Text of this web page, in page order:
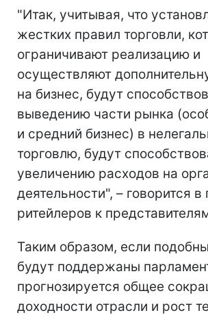
"Итак, учитывая, что
жестких правил торговли,
ограничивают реализацию и
осуществляют
на бизнес, будут
выведению части рынка
и средний бизнес) в
торговлю, будут
увеличению расходов на
деятельности", – говорится в
ритейлеров к
Таким образом, если
будут поддержаны
прогнозируется общее
доходности отрасли и рост